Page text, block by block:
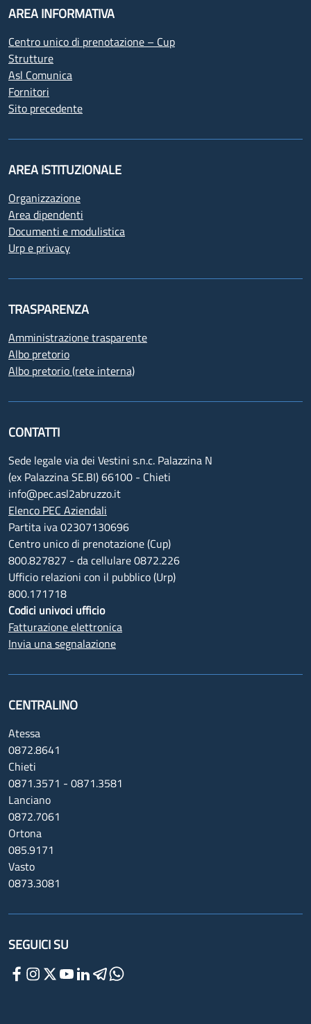
AREA INFORMATIVA
Centro unico di prenotazione – Cup
Strutture
Asl Comunica
Fornitori
Sito precedente
AREA ISTITUZIONALE
Organizzazione
Area dipendenti
Documenti e modulistica
Urp e privacy
TRASPARENZA
Amministrazione trasparente
Albo pretorio
Albo pretorio (rete interna)
CONTATTI
Sede legale via dei Vestini s.n.c. Palazzina N
(ex Palazzina SE.BI) 66100 - Chieti
info@pec.asl2abruzzo.it
Elenco PEC Aziendali
Partita iva 02307130696
Centro unico di prenotazione (Cup)
800.827827 - da cellulare 0872.226
Ufficio relazioni con il pubblico (Urp)
800.171718
Codici univoci ufficio
Fatturazione elettronica
Invia una segnalazione
CENTRALINO
Atessa
0872.8641
Chieti
0871.3571 - 0871.3581
Lanciano
0872.7061
Ortona
085.9171
Vasto
0873.3081
SEGUICI SU